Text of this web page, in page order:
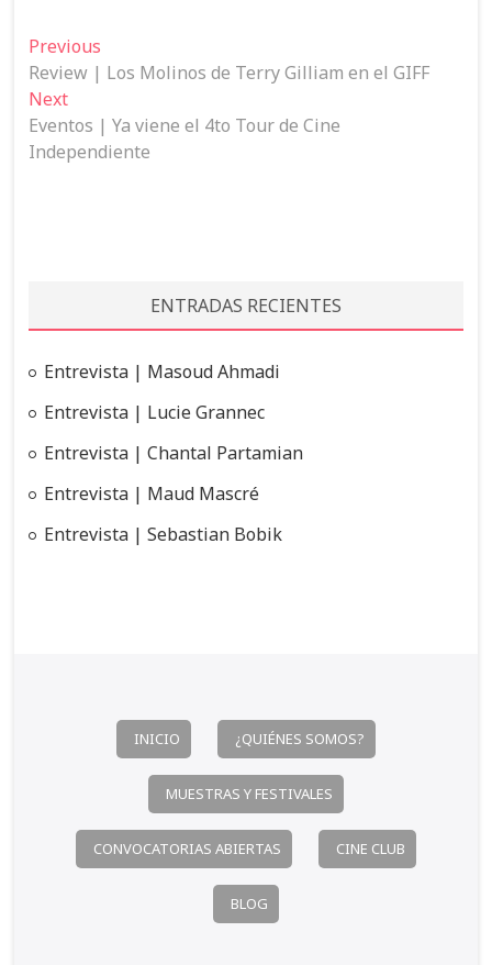
N
a
v
e
ó
n
d
n
t
Previous
r
v
i
t
:
Review | Los Molinos de Terry Gilliam en el GIFF
Next
e
x
Eventos | Ya viene el 4to Tour de Cine
Independiente
ENTRADAS RECIENTES
Entrevista | Masoud Ahmadi
Entrevista | Lucie Grannec
Entrevista | Chantal Partamian
Entrevista | Maud Mascré
Entrevista | Sebastian Bobik
INICIO ¿QUIÉNES SOMOS?
MUESTRAS Y FESTIVALES
CONVOCATORIAS ABIERTAS CINE CLUB
BLOG